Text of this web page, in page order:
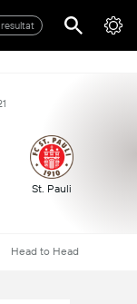
St. Pauli
Head to Head